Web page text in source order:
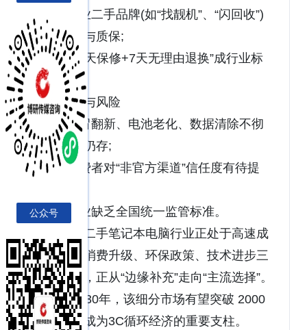
- 专业二手品牌(如“找靓机”、“闪回收”)
强化售后与质保;
- “90天保修+7天无理由退换”成行业标
配。
挑战与风险
- 假冒翻新、电池老化、数据清除不彻
底等问题仍存;
- 消费者对“非官方渠道”信任度有待提
- 行业缺乏全国统一监管标准。
中国二手笔记本电脑行业正处于高速成
长期，在消费升级、环保政策、技术进步三
重驱动下，正从“边缘补充”走向“主流选择”。
预计到2030年，该细分市场有望突破 2000
亿元，并成为3C循环经济的重要支柱。
公众号